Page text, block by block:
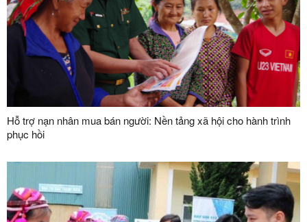
Hỗ trợ nạn nhân mua bán người: Nền tảng xã hội cho hành trình
phục hồi